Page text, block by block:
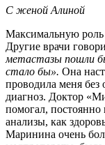
С женой Алиной
Максимальную
Другие врачи
метастазы пошли
стало бы». Она
проводила меня без
диагноз. Доктор
помогал, постоянно
анализы, как
Маринина очень